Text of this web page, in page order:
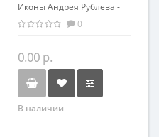
Иконы Андрея Рублева -
Спас Вседержитель
православный сувенир
0
0.00 р.
В наличии